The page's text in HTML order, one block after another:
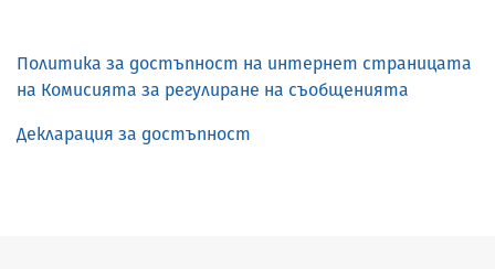
Политика за достъпност на интернет страницата
на Комисията за регулиране на съобщенията
Декларация за достъпност